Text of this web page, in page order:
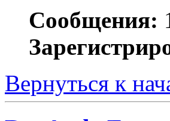
Сообщения:
Вернуться к